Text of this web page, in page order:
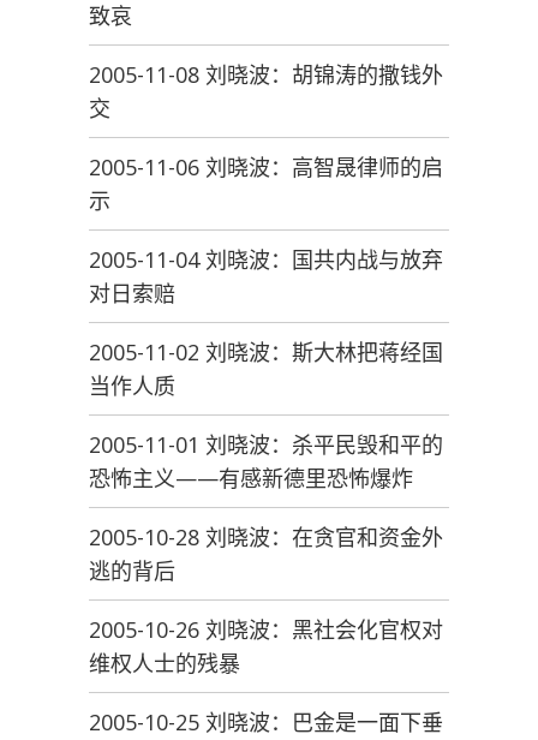
致哀
2005-11-08 刘晓波：胡锦涛的撒钱外
交
2005-11-06 刘晓波：高智晟律师的启
示
2005-11-04 刘晓波：国共内战与放弃
对日索赔
2005-11-02 刘晓波：斯大林把蒋经国
当作人质
2005-11-01 刘晓波：杀平民毁和平的
恐怖主义——有感新德里恐怖爆炸
2005-10-28 刘晓波：在贪官和资金外
逃的背后
2005-10-26 刘晓波：黑社会化官权对
维权人士的残暴
2005-10-25 刘晓波：巴金是一面下垂